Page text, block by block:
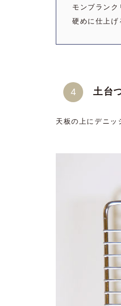
モンブラン
硬めに仕上げ
土台
天板の上にデニ